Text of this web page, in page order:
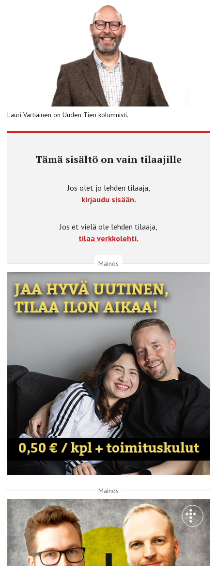
Lauri Vartiainen on Uuden Tien kolumnisti.
Tämä sisältö on vain tilaajille
Jos olet jo lehden tilaaja,
kirjaudu sisään.
Jos et vielä ole lehden tilaaja,
tilaa verkkolehti.
Mainos
Mainos